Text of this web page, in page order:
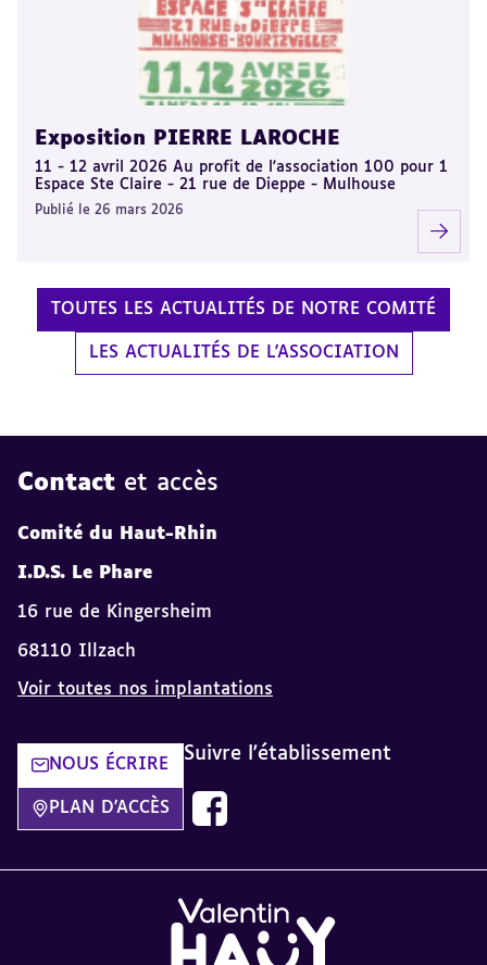
Exposition PIERRE LAROCHE
11 - 12 avril 2026 Au profit de l'association 100 pour 1
Espace Ste Claire - 21 rue de Dieppe - Mulhouse
Publié le 26 mars 2026
TOUTES LES ACTUALITÉS DE NOTRE COMITÉ
LES ACTUALITÉS DE L'ASSOCIATION
Contact et accès
Comité du Haut-Rhin
I.D.S. Le Phare
16 rue de Kingersheim
68110 Illzach
Voir toutes nos implantations
NOUS ÉCRIRE
PLAN D'ACCÈS
Suivre l'établissement
Page facebook du comité